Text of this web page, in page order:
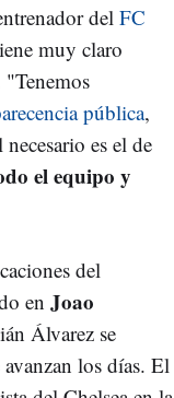
del FC
muy claro
"Tenemos
pública,
es el de
el equipo y
del
en Joao
Álvarez se
los días.